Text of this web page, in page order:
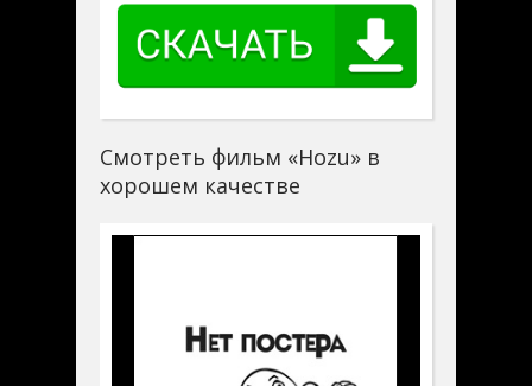
Смотреть фильм «Hozu» в
хорошем качестве